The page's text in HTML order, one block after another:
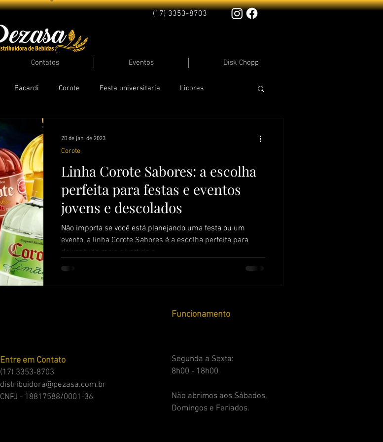
(17) 3353-8703
Contatos Eventos Disk Chopp
Bacardi Corote Festa universitaria Licores
Linha Corote Sabores: a escolha
perfeita para festas e eventos
jovens e descolados
Não importa se você está planejando uma festa ou um
evento, a linha Corote Sabores é a escolha perfeita para
deixar tudo mais divertido e...
Corote
20 de jan. de 2023
Entre em Contato
(17) 3353-8703
distribuidora@pezasa.com.br
CNPJ - 18817588/0001-36
Funcionamento
Segunda a Sexta:
8h00 - 18h00
Não abrimos aos Sábados,
Domingos e Feriados.